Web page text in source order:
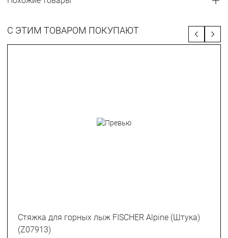
С ЭТИМ ТОВАРОМ ПОКУПАЮТ
Стяжка для горных лыж FISCHER Alpine (Штука)
(Z07913)